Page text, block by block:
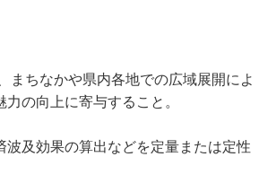
まちなかや県内各地での広域展開によ
の向上に寄与すること。
波及効果の算出などを定量または定性